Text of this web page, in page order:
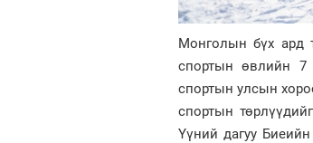
Монголын бүх ард
спортын өвлийн 7
спортын улсын
спортын
Үүний дагуу